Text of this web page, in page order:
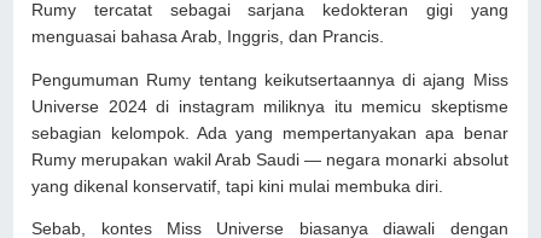
Rumy tercatat sebagai sarjana kedokteran gigi yang
menguasai bahasa Arab, Inggris, dan Prancis.
Pengumuman Rumy tentang keikutsertaannya di ajang Miss
Universe 2024 di instagram miliknya itu memicu skeptisme
sebagian kelompok. Ada yang mempertanyakan apa benar
Rumy merupakan wakil Arab Saudi — negara monarki absolut
yang dikenal konservatif, tapi kini mulai membuka diri.
Sebab, kontes Miss Universe biasanya diawali dengan